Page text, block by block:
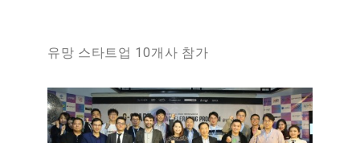
유망 스타트업 10개사 참가